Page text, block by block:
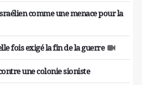
comme une menace pour la
fois exigé la fin de la guerre
une colonie sioniste